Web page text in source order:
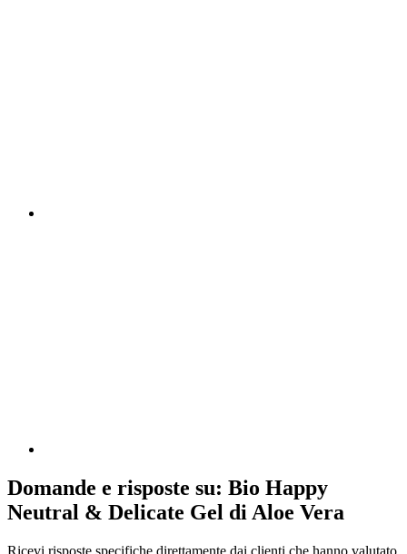
Domande e risposte su: Bio Happy
Neutral & Delicate Gel di Aloe Vera
Ricevi risposte specifiche direttamente dai clienti che hanno valutato